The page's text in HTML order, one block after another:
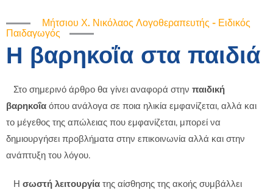
Μήτσιου Χ. Νικόλαος Λογοθεραπευτής - Ειδικός
Παιδαγωγός
Η βαρηκοΐα στα παιδιά
Στο σημερινό άρθρο θα γίνει αναφορά στην παιδική
βαρηκοΐα όπου ανάλογα σε ποια ηλικία εμφανίζεται, αλλά και
το μέγεθος της απώλειας που εμφανίζεται, μπορεί να
δημιουργήσει προβλήματα στην επικοινωνία αλλά και στην
ανάπτυξη του λόγου.
Η σωστή λειτουργία της αίσθησης της ακοής συμβάλλει